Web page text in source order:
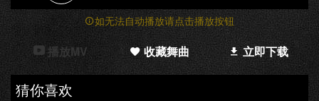
如无法自动播放请点击播放按钮
播放MV 收藏舞曲 立即下载
猜你喜欢